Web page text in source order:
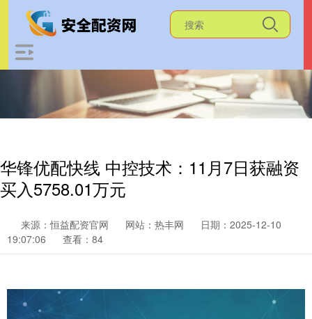
华锋优配快线 中控技术：11月7日获融资
买入5758.01万元
来源：恒益配资官网 网站：热丰网
日期：2025-12-10
19:07:06
查看：84